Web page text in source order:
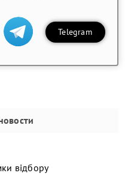
Telegram
відбору